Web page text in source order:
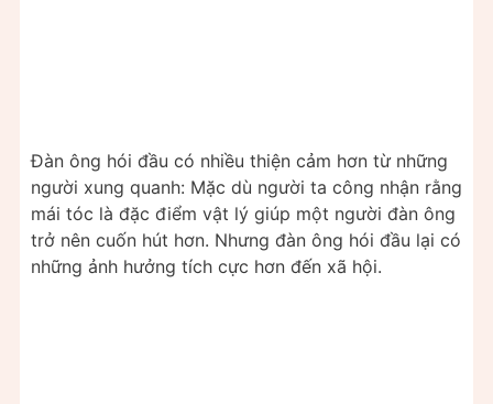
Đàn ông hói đầu có nhiều thiện cảm hơn từ những
người xung quanh: Mặc dù người ta công nhận rằng
mái tóc là đặc điểm vật lý giúp một người đàn ông
trở nên cuốn hút hơn. Nhưng đàn ông hói đầu lại có
những ảnh hưởng tích cực hơn đến xã hội.